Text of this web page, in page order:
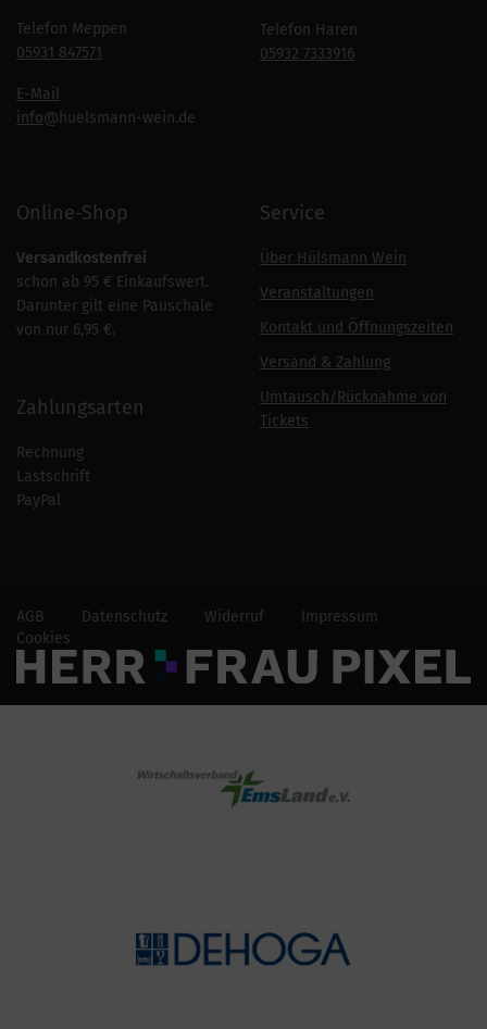
Telefon Meppen
05931 847571
E-Mail
info@huelsmann-wein.de
Telefon Haren
05932 7333916
Online-Shop
Versandkostenfrei
schon ab 95 € Einkaufswert.
Darunter gilt eine Pauschale
von nur 6,95 €.
Zahlungsarten
Rechnung
Lastschrift
PayPal
Service
Über Hülsmann Wein
Veranstaltungen
Kontakt und Öffnungszeiten
Versand & Zahlung
Umtausch/Rücknahme von
Tickets
AGB Datenschutz Widerruf
Impressum
Cookies